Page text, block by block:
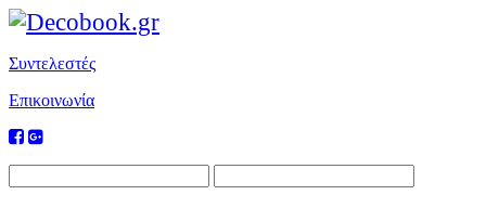
Συντελεστές
Επικοινωνία